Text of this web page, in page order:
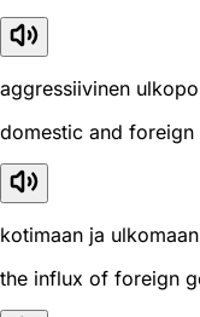
aggressiivinen
domestic and foreign
kotimaan ja
the influx of foreign